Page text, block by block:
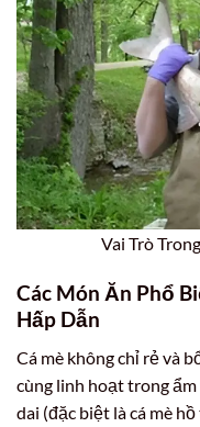
Vai Trò
Các Món Ăn Phổ
Hấp Dẫn
Cá mè không chỉ rẻ và
cùng linh hoạt trong
dai (đặc biệt là cá mè